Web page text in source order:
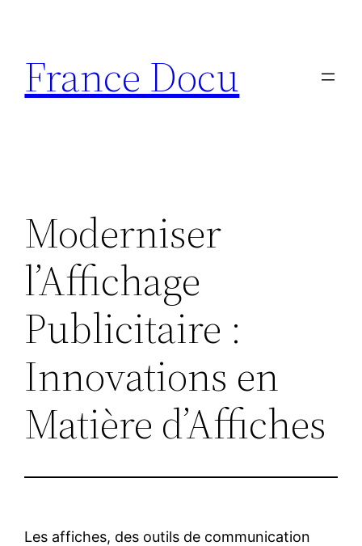
contenu
France Docu
Moderniser
l’Affichage
Publicitaire :
Innovations en
Matière d’Affiches
Les affiches, des outils de communication